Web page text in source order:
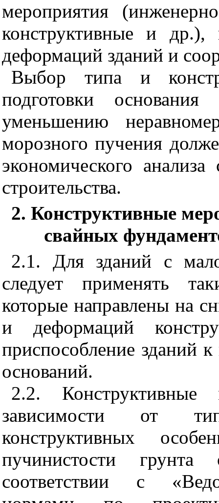
мероприятия
конструктивные и др.),
деформаций зданий и
Выбор типа и
подготовки
уменьшению
морозного пучения
экономического
строительства.
2. Конструктивные
свайных
2.1. Для зданий с
следует применять
которые направлены на
и деформаций
приспособление зданий
оснований.
2.2. Конструктивные
зависимости от
конструктивных
пучинистости грунта
соответствии с